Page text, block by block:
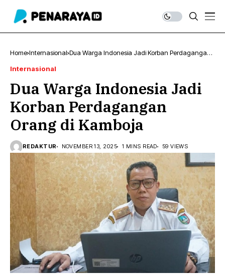
Home Internasional Dua Warga Indonesia Jadi Korban Perdagangan
Internasional
Dua Warga Indonesia Jadi
Korban Perdagangan
Orang di Kamboja
REDAKTUR NOVEMBER 13, 2025 1 MINS READ 59 VIEWS